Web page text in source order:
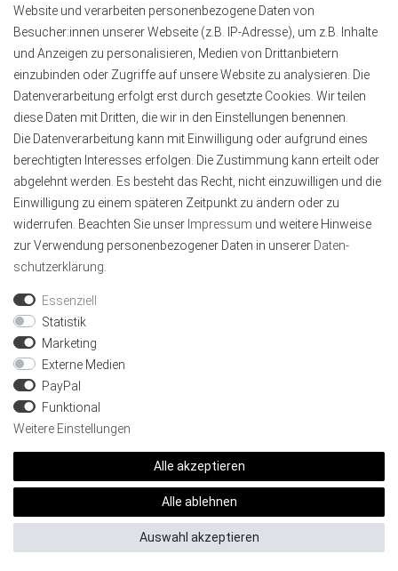
E2-RF , E2-WR , E2-ZR
FUT035Z+ , FUT035S+
WL2 , PR2 , ZL2
Nicht Kompatibel mit RGB- oder RGBW-
Controllern
Nicht Kompatibel mit SPI- oder DMX-
Controllern
24V wird benötigt
Bei 2m:
Bei 5m:
Bei 10m:
Berechnet auf Basis10 W/minkl. 20%
Reserve
Nicht kompatibel mit 12V Netzteilen.
Website und verarbeiten personenbezogene Daten von
Besucher:innen unserer Webseite (z.B. IP-Adresse), um z.B. Inhalte
und Anzeigen zu personalisieren, Medien von Drittanbietern
einzubinden oder Zugriffe auf unsere Website zu analysieren. Die
Datenverarbeitung erfolgt erst durch gesetzte Cookies. Wir teilen
diese Daten mit Dritten, die wir in den Einstellungen benennen.
Die Datenverarbeitung kann mit Einwilligung oder aufgrund eines
berechtigten Interesses erfolgen. Die Zustimmung kann erteilt oder
abgelehnt werden. Es besteht das Recht, nicht einzuwilligen und die
Einwilligung zu einem späteren Zeitpunkt zu ändern oder zu
widerrufen. Beachten Sie unser Impressum und weitere Hinweise
zur Verwendung personenbezogener Daten in unserer Daten­
schutz­erklärung
Essenziell
Statistik
Marketing
Externe Medien
PayPal
Funktional
Weitere Einstellungen
Alle akzeptieren
Alle ablehnen
Auswahl akzeptieren